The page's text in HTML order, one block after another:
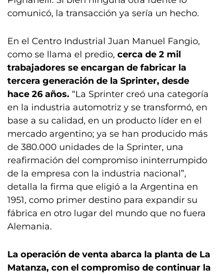
comunicó, la transacción ya sería un hecho.
En el Centro Industrial Juan Manuel Fangio,
como se llama el predio, cerca de 2 mil
trabajadores se encargan de fabricar la
tercera generación de la Sprinter, desde
hace 26 años. “La Sprinter creó una categoría
en la industria automotriz y se transformó, en
base a su calidad, en un producto líder en el
mercado argentino; ya se han producido más
de 380.000 unidades de la Sprinter, una
reafirmación del compromiso ininterrumpido
de la empresa con la industria nacional”,
detalla la firma que eligió a la Argentina en
1951, como primer destino para expandir su
fábrica en otro lugar del mundo que no fuera
Alemania.
La operación de venta abarca la planta de La
Matanza, con el compromiso de continuar la